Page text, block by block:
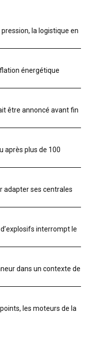
la logistique en
énergétique
être annoncé avant fin
après plus de 100
adapter ses centrales
interrompt le
dans un contexte de
les moteurs de la